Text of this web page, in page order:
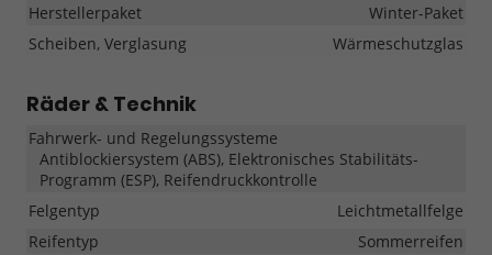
Herstellerpaket
Winter-Paket
Scheiben, Verglasung
Wärmeschutzglas
Räder & Technik
Fahrwerk- und Regelungssysteme
Antiblockiersystem (ABS), Elektronisches Stabilitäts-
Programm (ESP), Reifendruckkontrolle
Felgentyp
Leichtmetallfelge
Reifentyp
Sommerreifen